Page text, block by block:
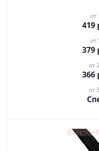
от
419
от
379
от
366
от